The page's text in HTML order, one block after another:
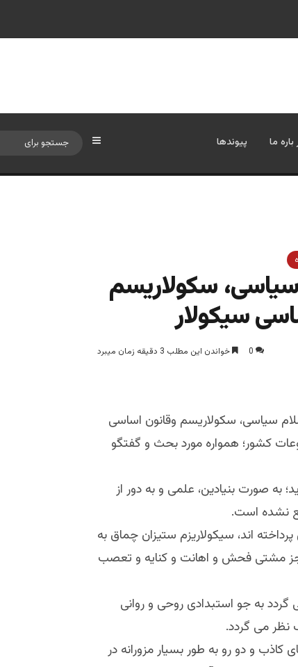
باره ما پیوندها سایدبار
سکولاریسم
سیکولار
0 خواندن این مطلب 3 دقیقه زمان میبرد
سیاسی، سکولاریسم وقانون اساسی
کشور؛ همواره مورد بحث و گفتگو
به صورت بنیادین، علمی و به دور از
نشده است.
اند، سیکولاریزم ستیزان چماق به
مشتی فحش و اهانت و کنایه و تعصب
گردد به جو استبدادی روحی و روانی
نظر می گردد.
و دو رو به طور بسیار مزورانه در